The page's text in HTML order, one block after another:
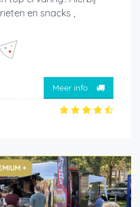
en snacks ,
Meer info
+